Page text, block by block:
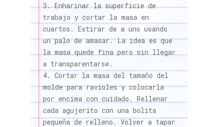
Enharinar la superficie de
trabajo y cortar la masa en
cuartos. Estirar de a uno usando
un palo de amasar. La idea es que
la masa quede fina pero sin llegar
a transparentarse.
Cortar la masa del tamaño del
molde para ravioles y colocarla
por encima con cuidado. Rellenar
cada agujerito con una bolita
pequeña de relleno. Volver a tapar